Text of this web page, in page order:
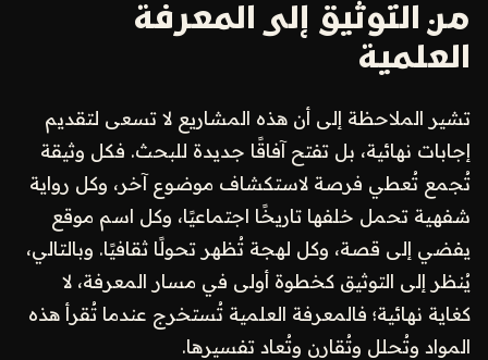
من التوثيق إلى المعرفة
العلمية
تشير الملاحظة إلى أن هذه المشاريع لا تسعى لتقديم
إجابات نهائية، بل تفتح آفاقًا جديدة للبحث. فكل وثيقة
تُجمع تُعطي فرصة لاستكشاف موضوع آخر، وكل رواية
شفهية تحمل خلفها تاريخًا اجتماعيًا، وكل اسم موقع
يفضي إلى قصة، وكل لهجة تُظهر تحولًا ثقافيًا. وبالتالي،
يُنظر إلى التوثيق كخطوة أولى في مسار المعرفة، لا
كغاية نهائية؛ فالمعرفة العلمية تُستخرج عندما تُقرأ هذه
المواد وتُحلل وتُقارن وتُعاد تفسيرها.